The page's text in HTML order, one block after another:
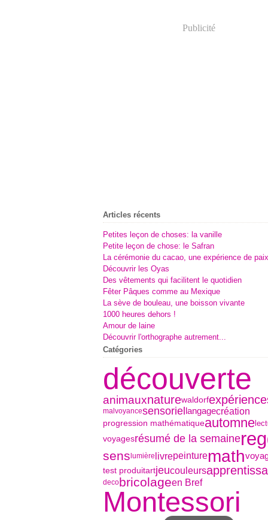
Publicité
Articles récents
Petites leçon de choses: la vanille
Petite leçon de chose: le Safran
La cérémonie du cacao, une expérience de paix
Découvrir les Oyas
Des vêtements qui facilitent le quotidien
Fêter Pâques comme au Mexique
La sève de bouleau, une boisson vivante
1000 heures dehors !
Amour de laine
Découvrir l'orthographe autrement...
Catégories
découverte
animauxnaturewaldorf
malvoyancesensoriel langagecréation
progression mathématiqueautomne
voyagesrésumé de la semaine
sens lumièrelivrepeinturemath
test produitartjeucouleurs
decobricolageen Bref
Montessori